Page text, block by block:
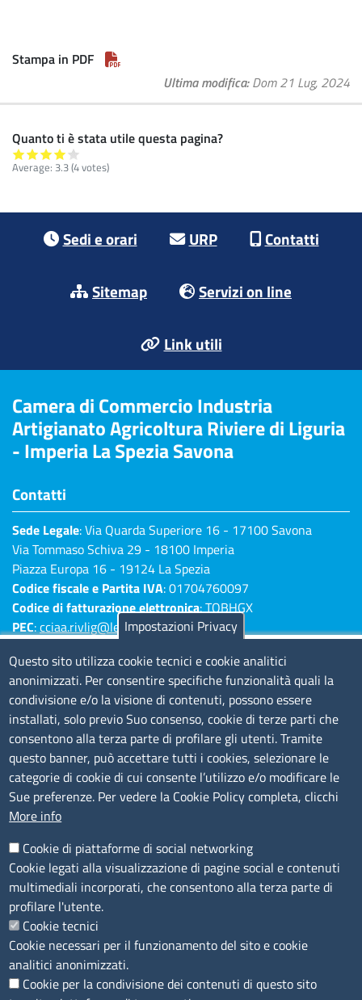
Stampa in PDF
Ultima modifica Dom 21 Lug, 2024
Quanto ti è stata utile questa pagina?
Average: 3.3(4 votes)
Sedi e orari URP Contatti
Sitemap Servizi on line
Link utili
Camera di Commercio Industria
Artigianato Agricoltura Riviere di Liguria
- Imperia La Spezia Savona
Contatti
Sede Legale: Via Quarda Superiore 16 - 17100 Savona
Via Tommaso Schiva 29 - 18100 Imperia
Piazza Europa 16 - 19124 La Spezia
Codice fiscale e Partita IVA: 01704760097
Codice di fatturazione elettronica: TQBHGX
PEC:cciaa.rivlig@legalmail.it
Imperia 0183 7931 - La Spezia 0187 7281
Amministrazione Trasparente
Consulta tutte le sezioni
Bilanci
Bandi di concorso
Procedimenti
Provvedimenti
Sito web
Note legali
Privacy policy
Dichiarazione di accessibilità
Redazione
Credits
Accesso riservato
Impostazioni Privacy
Questo sito utilizza cookie tecnici e cookie analitici
anonimizzati. Per consentire specifiche funzionalità quali la
condivisione e/o la visione di contenuti, possono essere
installati, solo previo Suo consenso, cookie di terze parti che
consentono alla terza parte di profilare gli utenti. Tramite
questo banner, può accettare tutti i cookies, selezionare le
categorie di cookie di cui consente l’utilizzo e/o modificare le
Sue preferenze. Per vedere la Cookie Policy completa, clicchi
More info
Cookie di piattaforme di social networking
Cookie legati alla visualizzazione di pagine social e contenuti
multimediali incorporati, che consentono alla terza parte di
profilare l'utente.
Cookie tecnici
Cookie necessari per il funzionamento del sito e cookie
analitici anonimizzati.
Cookie per la condivisione dei contenuti di questo sito